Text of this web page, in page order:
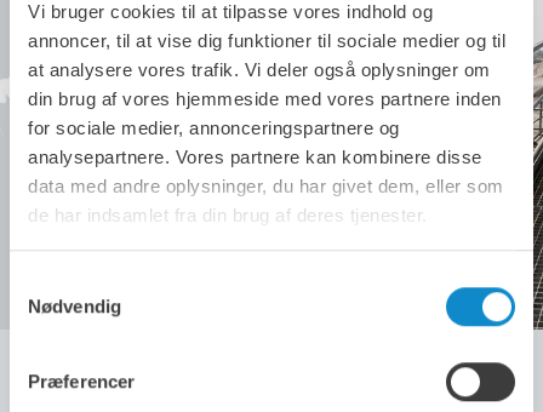
Vi bruger cookies til at tilpasse vores indhold og
annoncer, til at vise dig funktioner til sociale medier og til
at analysere vores trafik. Vi deler også oplysninger om
din brug af vores hjemmeside med vores partnere inden
for sociale medier, annonceringspartnere og
analysepartnere. Vores partnere kan kombinere disse
data med andre oplysninger, du har givet dem, eller som
de har indsamlet fra din brug af deres tjenester.
Nødvendig
Præferencer
Slidbeskyttelse er en mangefacetteret løsning, der har